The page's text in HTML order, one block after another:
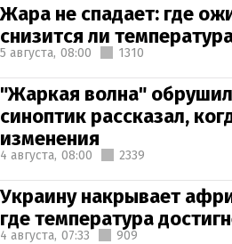
Жара не спадает: где
снизится ли
5 августа, 08:00 1310
"Жаркая волна"
синоптик рассказал,
изменения
4 августа, 08:00 2339
Украину накрывает
где температура
4 августа, 07:33 909